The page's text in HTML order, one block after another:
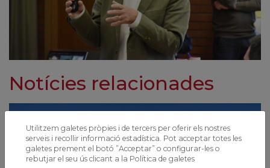
Notícies relacionades
Utilitzem galetes pròpies i de tercers per oferir els nostres
serveis i recollir informació estadística. Pot acceptar totes les
galetes prement el botó ”Acceptar” o configurar-les o
rebutjar el seu ús clicant a la Política de galetes